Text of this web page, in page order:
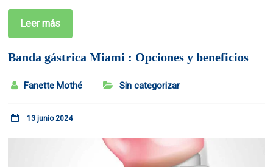
Leer más
Banda gástrica Miami : Opciones y beneficios
Fanette Mothé Sin categorizar
13 junio 2024